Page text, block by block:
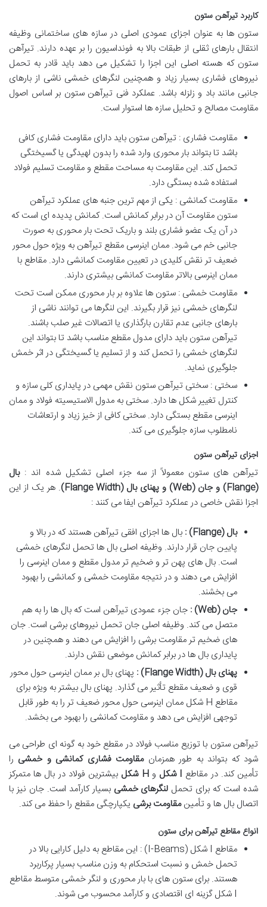
کاربرد تیرآهن ستون
ستون ها به عنوان اجزای عمودی اصلی در سازه های ساختمانی وظیفه
انتقال بارهای ثقلی از طبقات بالا به فونداسیون را بر عهده دارند. تیرآهن
ستون که هسته اصلی این اجزا را تشکیل می دهد باید قادر به تحمل
نیروهای فشاری بسیار زیاد و همچنین لنگرهای خمشی ناشی از بارهای
جانبی مانند باد و زلزله باشد. عملکرد فنی تیرآهن ستون بر اساس اصول
مقاومت مصالح و تحلیل سازه ها استوار است.
مقاومت فشاری : تیرآهن ستون باید دارای مقاومت فشاری کافی
باشد تا بتواند بار محوری وارد شده را بدون لهیدگی یا گسیختگی
تحمل کند. این مقاومت به مساحت مقطع و مقاومت تسلیم فولاد
استفاده شده بستگی دارد.
مقاومت کمانشی : یکی از مهم ترین جنبه های عملکرد تیرآهن
ستون مقاومت آن در برابر کمانش است. کمانش پدیده ای است که
در آن یک عضو فشاری بلند و باریک تحت بار محوری به صورت
جانبی خم می شود. ممان اینرسی مقطع تیرآهن به ویژه حول محور
ضعیف تر نقش کلیدی در تعیین مقاومت کمانشی دارد. مقاطع با
ممان اینرسی بالاتر مقاومت کمانشی بیشتری دارند.
مقاومت خمشی : ستون ها علاوه بر بار محوری ممکن است تحت
لنگرهای خمشی نیز قرار بگیرند. این لنگرها می توانند ناشی از
بارهای جانبی عدم تقارن بارگذاری یا اتصالات غیر صلب باشند.
تیرآهن ستون باید دارای مدول مقطع مناسب باشد تا بتواند این
لنگرهای خمشی را تحمل کند و از تسلیم یا گسیختگی در اثر خمش
جلوگیری نماید.
سختی : سختی تیرآهن ستون نقش مهمی در پایداری کلی سازه و
کنترل تغییر شکل ها دارد. سختی به مدول الاستیسیته فولاد و ممان
اینرسی مقطع بستگی دارد. سختی کافی از خیز زیاد و ارتعاشات
نامطلوب سازه جلوگیری می کند.
اجزای تیرآهن ستون
تیرآهن های ستون معمولاً از سه جزء اصلی تشکیل شده اند :بال
(Flange)
و جان (Web) و پهنای بال (Flange Width)
. هر یک از این
اجزا نقش خاصی در عملکرد تیرآهن ایفا می کنند :
بال(Flange)
: بال ها اجزای افقی تیرآهن هستند که در بالا و
پایین جان قرار دارند. وظیفه اصلی بال ها تحمل لنگرهای خمشی
است. بال های پهن تر و ضخیم تر مدول مقطع و ممان اینرسی را
افزایش می دهند و در نتیجه مقاومت خمشی و کمانشی را بهبود
می بخشند.
جان(Web)
: جان جزء عمودی تیرآهن است که بال ها را به هم
متصل می کند. وظیفه اصلی جان تحمل نیروهای برشی است. جان
های ضخیم تر مقاومت برشی را افزایش می دهند و همچنین در
پایداری بال ها در برابر کمانش موضعی نقش دارند.
پهنای بال(Flange Width)
: پهنای بال بر ممان اینرسی حول محور
قوی و ضعیف مقطع تأثیر می گذارد. پهنای بال بیشتر به ویژه برای
مقاطع H شکل ممان اینرسی حول محور ضعیف تر را به طور قابل
توجهی افزایش می دهد و مقاومت کمانشی را بهبود می بخشد.
تیرآهن ستون با توزیع مناسب فولاد در مقطع خود به گونه ای طراحی می
شود که بتواند به طور همزمانمقاومت فشاری کمانشی و خمشی را
تأمین کند. در مقاطع I شکل وH شکل بیشترین فولاد در بال ها متمرکز
شده است که برای تحمل لنگرهای خمشی بسیار کارآمد است. جان نیز با
اتصال بال ها و تأمینمقاومت برشی یکپارچگی مقطع را حفظ می کند.
انواع مقاطع تیرآهن برای ستون
مقاطع I شکل (I-Beams) : این مقاطع به دلیل کارایی بالا در
تحمل خمش و نسبت استحکام به وزن مناسب بسیار پرکاربرد
هستند. برای ستون های با بار محوری و لنگر خمشی متوسط مقاطع
I شکل گزینه ای اقتصادی و کارآمد محسوب می شوند.